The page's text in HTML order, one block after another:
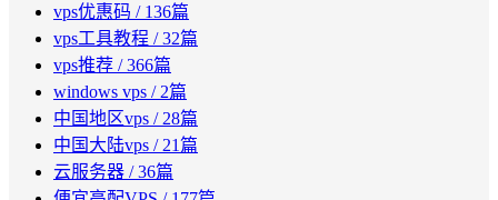
vps优惠码 / 136篇
vps工具教程 / 32篇
vps推荐 / 366篇
windows vps / 2篇
中国地区vps / 28篇
中国大陆vps / 21篇
云服务器 / 36篇